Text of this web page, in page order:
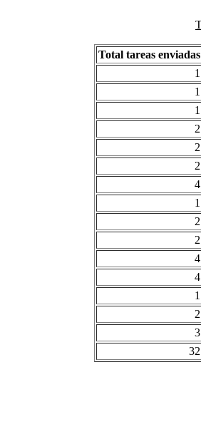
Total tareas enviadas
1
1
1
2
2
2
4
1
2
2
4
4
1
2
3
32